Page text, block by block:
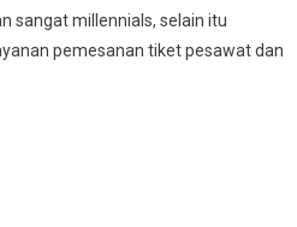
sangat millennials, selain itu
pemesanan tiket pesawat dan